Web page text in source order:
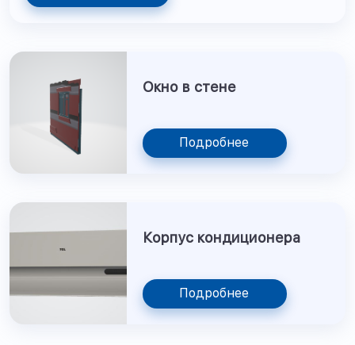
Окно в стене
Подробнее
Корпус кондиционера
Подробнее